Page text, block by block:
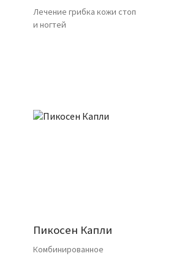
Лечение грибка кожи стоп
и ногтей
Пикосен Капли
Комбинированное